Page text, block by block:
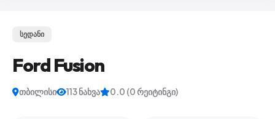
სედანი
Ford Fusion
თბილისი 113 ნახვა 0.0 (0 რეიტინგი)